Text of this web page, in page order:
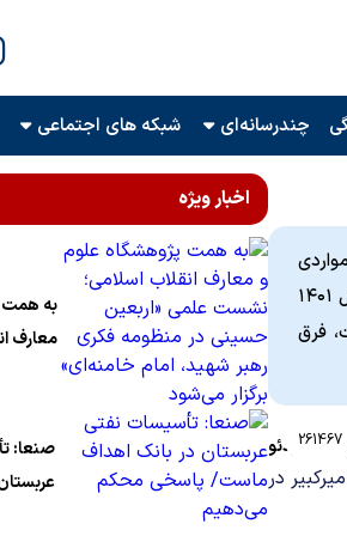
چندرسانه‌ای شبکه های اجتماعی
مشابهی مثل آبان ۹۸ رفتار رئیس جمهور وقت نمک بر زخم مردم پاشید گفت: در حوادث سال ۱۴۰۱
فرق
261467
|ویدئو
در
اخبار ویژه
به همت
معارف
رهبر
برگزار
صنعا: